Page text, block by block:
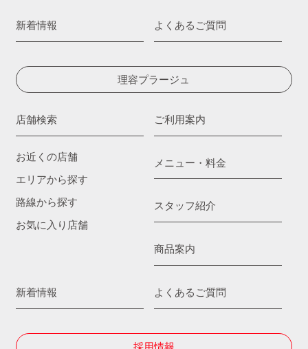
新着情報 よくあるご質問
理容プラージュ
店舗検索
お近くの店舗
エリアから探す
路線から探す
お気に入り店舗
ご利用案内
メニュー・料金
スタッフ紹介
商品案内
新着情報 よくあるご質問
採用情報